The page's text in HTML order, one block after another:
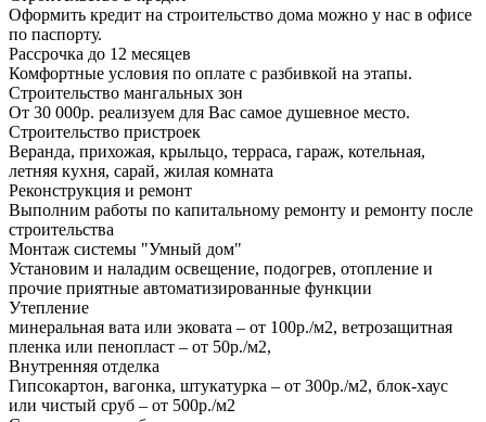
Оформить кредит на строительство дома можно у нас в офисе
по паспорту.
Рассрочка до 12 месяцев
Комфортные условия по оплате с разбивкой на этапы.
Строительство мангальных зон
От 30 000р. реализуем для Вас самое душевное место.
Строительство пристроек
Веранда, прихожая, крыльцо, терраса, гараж, котельная,
летняя кухня, сарай, жилая комната
Реконструкция и ремонт
Выполним работы по капитальному ремонту и ремонту после
строительства
Монтаж системы "Умный дом"
Установим и наладим освещение, подогрев, отопление и
прочие приятные автоматизированные функции
Утепление
минеральная вата или эковата – от 100р./м2, ветрозащитная
пленка или пенопласт – от 50р./м2,
Внутренняя отделка
Гипсокартон, вагонка, штукатурка – от 300р./м2, блок-хаус
или чистый сруб – от 500р./м2